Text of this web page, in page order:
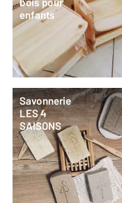
bois pour
enfants
Savonnerie
LES 4
SAISONS